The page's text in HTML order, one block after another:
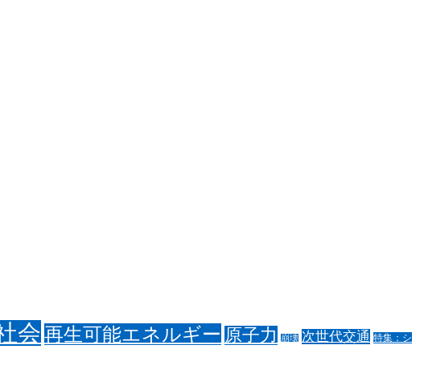
会再生可能エネルギー 原子力 崩壊 次世代交通 特集：シ